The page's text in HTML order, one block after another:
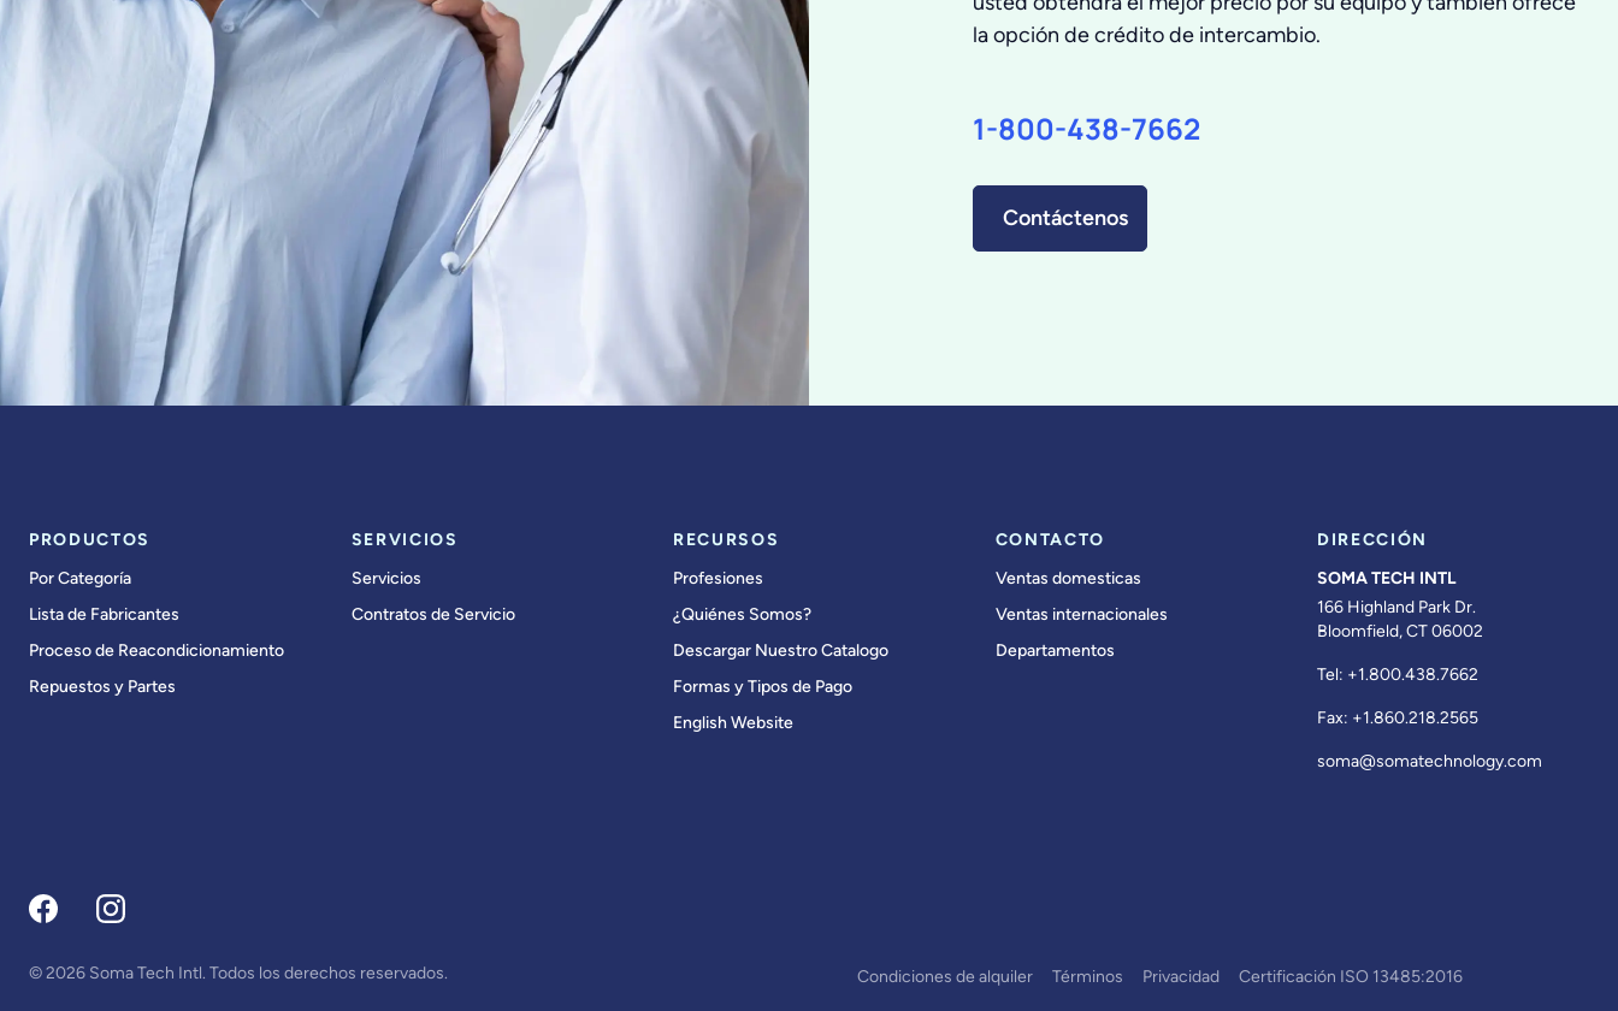
la opción de crédito de intercambio.
1-800-438-7662
Contáctenos
PRODUCTOS
Por Categoría
Lista de Fabricantes
Proceso de Reacondicionamiento
Repuestos y Partes
SERVICIOS
Servicios
Contratos de Servicio
RECURSOS
Profesiones
¿Quiénes Somos?
Descargar Nuestro Catalogo
Formas y Tipos de Pago
English Website
CONTACTO
Ventas domesticas
Ventas internacionales
Departamentos
DIRECCIÓN
SOMA TECH INTL
166 Highland Park Dr.
Bloomfield, CT 06002
Tel: +1.800.438.7662
Fax: +1.860.218.2565
soma@somatechnology.com
© 2026 Soma Tech Intl. Todos los derechos reservados. Condiciones de alquiler Términos Privacidad Certificación ISO 13485:2016